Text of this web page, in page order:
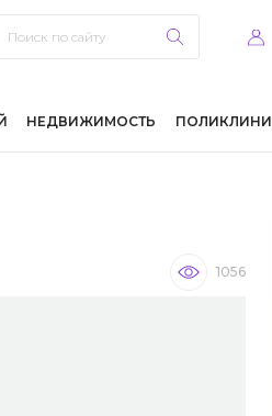
НЕДВИЖИМОСТЬ
1056